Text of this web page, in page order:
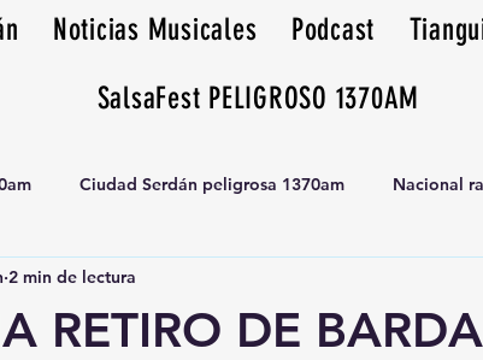
Noticias Musicales Podcast
SalsaFest PELIGROSO 1370AM
Ciudad Serdán peligrosa 1370am Nacional
peligrosa 1370am huamantla
RETIRO DE
2 min de lectura